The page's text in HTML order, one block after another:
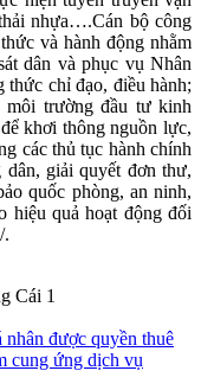
nhựa….Cán bộ công
và hành động nhằm
dân và phục vụ Nhân
thức chỉ đạo, điều hành;
môi trường đầu tư kinh
khơi thông nguồn lực,
các thủ tục hành chính
dân, giải quyết đơn thư,
quốc phòng, an ninh,
hiệu quả hoạt động đối
.
Cái 1